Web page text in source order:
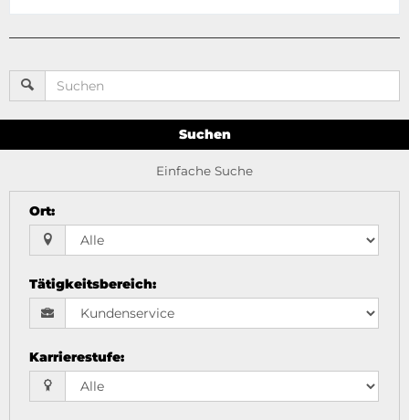
Suchen
Einfache Suche
Ort:
Tätigkeitsbereich:
Karrierestufe: